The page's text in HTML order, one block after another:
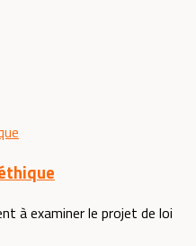
à examiner le projet de loi